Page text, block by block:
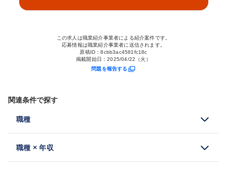
この求人は職業紹介事業者による紹介案件です。
応募情報は職業紹介事業者に送信されます。
原稿ID：8cbb3ac4581fc18c
掲載開始日：2025/04/22（火）
問題を報告する
関連条件で探す
職種
職種 × 年収